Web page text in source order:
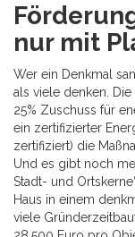
nur mit
Wer ein Denkmal
als viele denken.
25% Zuschuss für
ein zertifizierter
zertifiziert) die
Und es gibt noch
Stadt- und
Haus in einem
viele